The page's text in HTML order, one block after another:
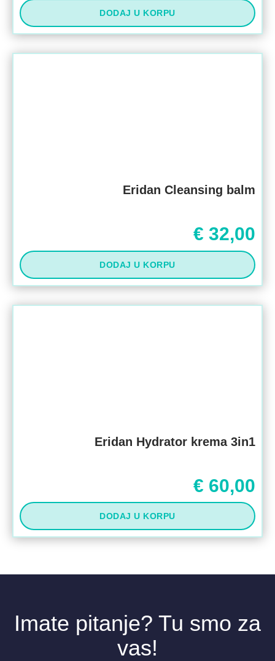
DODAJ U KORPU
Eridan Cleansing balm
€ 32,00
DODAJ U KORPU
Eridan Hydrator krema 3in1
€ 60,00
DODAJ U KORPU
Imate pitanje? Tu smo za
vas!